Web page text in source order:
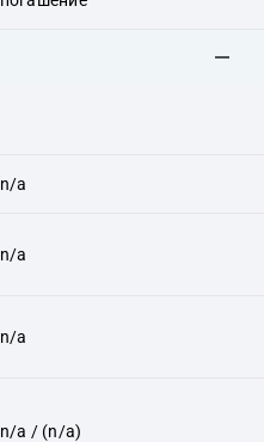
n/a
n/a
n/a
n/a / (n/a)